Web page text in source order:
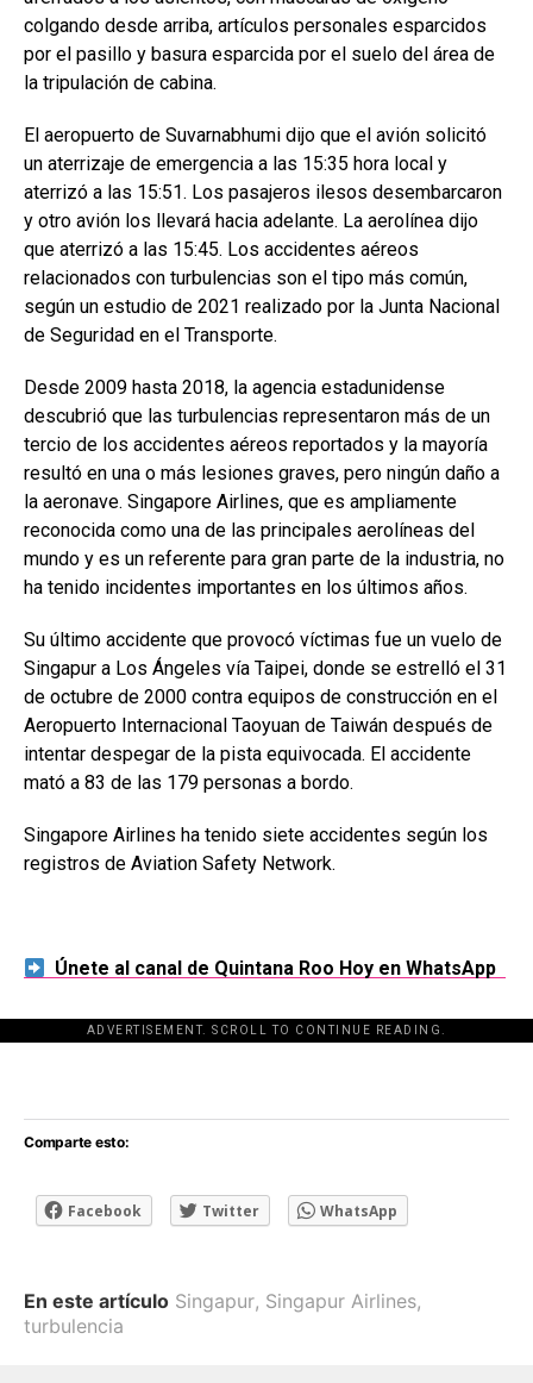
colgando desde arriba, artículos personales esparcidos
por el pasillo y basura esparcida por el suelo del área de
la tripulación de cabina.
El aeropuerto de Suvarnabhumi dijo que el avión solicitó
un aterrizaje de emergencia a las 15:35 hora local y
aterrizó a las 15:51. Los pasajeros ilesos desembarcaron
y otro avión los llevará hacia adelante. La aerolínea dijo
que aterrizó a las 15:45. Los accidentes aéreos
relacionados con turbulencias son el tipo más común,
según un estudio de 2021 realizado por la Junta Nacional
de Seguridad en el Transporte.
Desde 2009 hasta 2018, la agencia estadunidense
descubrió que las turbulencias representaron más de un
tercio de los accidentes aéreos reportados y la mayoría
resultó en una o más lesiones graves, pero ningún daño a
la aeronave. Singapore Airlines, que es ampliamente
reconocida como una de las principales aerolíneas del
mundo y es un referente para gran parte de la industria, no
ha tenido incidentes importantes en los últimos años.
Su último accidente que provocó víctimas fue un vuelo de
Singapur a Los Ángeles vía Taipei, donde se estrelló el 31
de octubre de 2000 contra equipos de construcción en el
Aeropuerto Internacional Taoyuan de Taiwán después de
intentar despegar de la pista equivocada. El accidente
mató a 83 de las 179 personas a bordo.
Singapore Airlines ha tenido siete accidentes según los
registros de Aviation Safety Network.
Únete al canal de Quintana Roo Hoy en WhatsApp
ADVERTISEMENT. SCROLL TO CONTINUE READING.
[adsforwp id="243463"]
Comparte esto:
Facebook Twitter WhatsApp
En este artículo Singapur, Singapur Airlines,
turbulencia